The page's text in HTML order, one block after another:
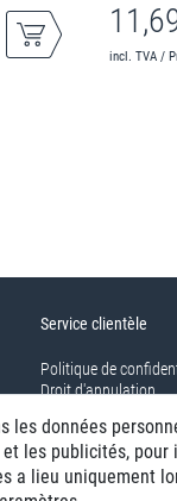
incl. TVA /
Service clientèle
Politique de
Droit d'annulation
données
les publicités, pour
a lieu uniquement